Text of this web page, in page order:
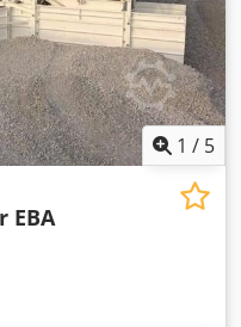
殊設計：粉砕機は通常、摩
コンタミネーションを最
また、粉 砕プロセス中の
た粉砕機もある。 4.多様
ものから繊維質のものま
。セラミック、鉱物、顔
の粉砕によく使用されま
ズダウンスーパーファイ
をミクロ、あるいはナノ
れは、粉砕機内で起こる
り正確に制御するために
1 / 5
EBA